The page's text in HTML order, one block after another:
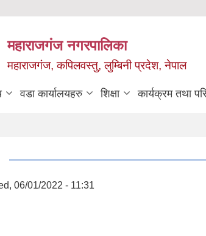
महाराजगंज नगरपालिका
महाराजगंज, कपिलवस्तु, लुम्बिनी प्रदेश, नेपाल
वडा कार्यालयहरु शिक्षा कार्यक्रम तथा
06/01/2022 - 11:31